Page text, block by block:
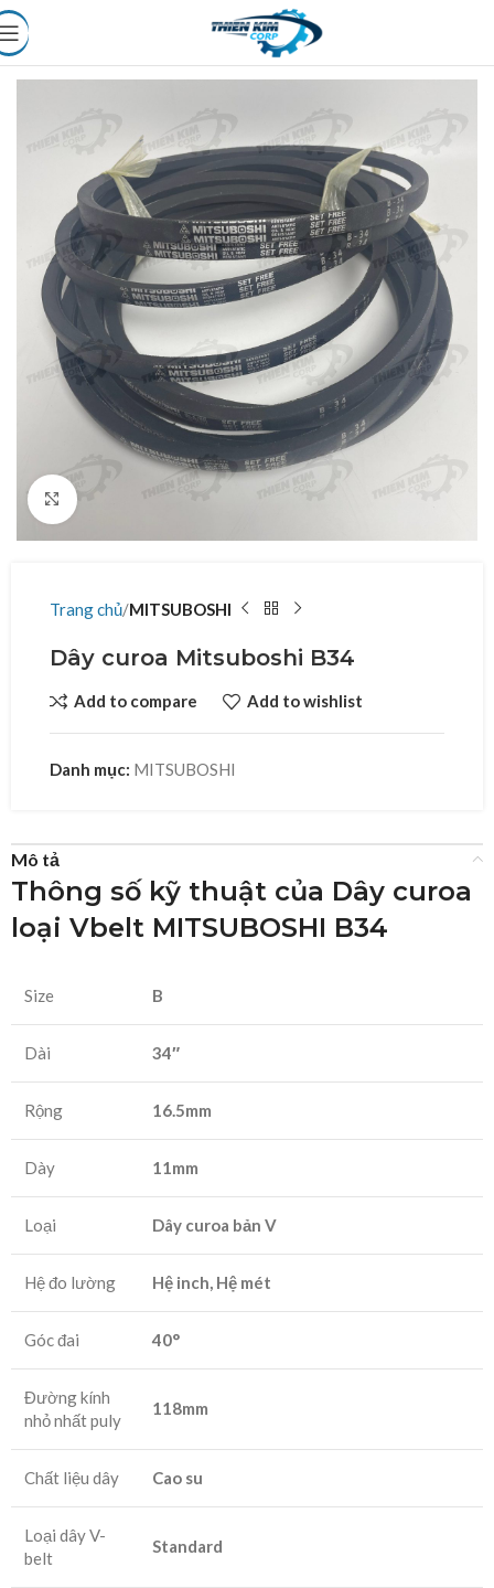
Click to enlarge
Trang chủ MITSUBOSHI
Dây curoa Mitsuboshi B34
Add to compare Add to wishlist
Danh mục: MITSUBOSHI
Mô tả
Thông số kỹ thuật của Dây curoa
loại Vbelt MITSUBOSHI B34
Size B
Dài 34″
Rộng 16.5mm
Dày 11mm
Loại Dây curoa bản V
Hệ đo lường Hệ inch, Hệ mét
Góc đai 40°
Đường kính
nhỏ nhất puly
118mm
Chất liệu dây Cao su
Loại dây V-
belt
Standard